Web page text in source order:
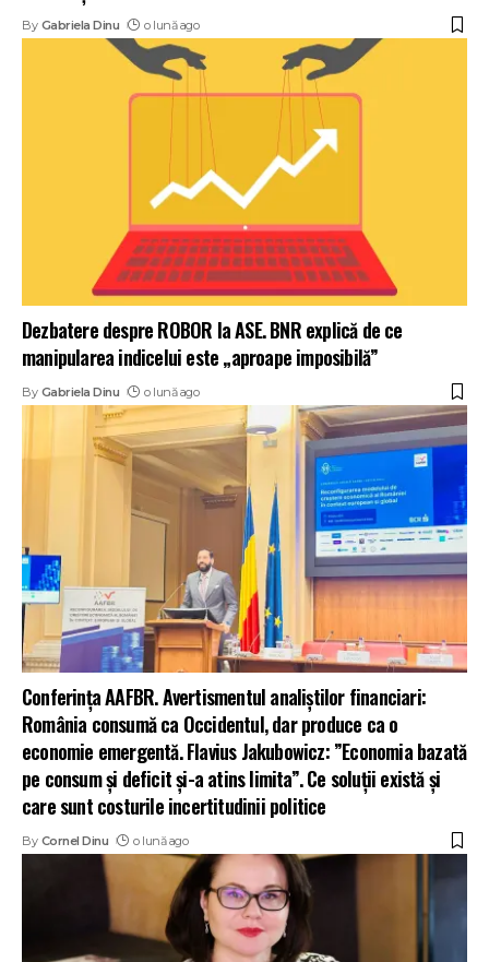
By Gabriela Dinu o lună ago
Dezbatere despre ROBOR la ASE. BNR explică de ce
manipularea indicelui este „aproape imposibilă”
By Gabriela Dinu o lună ago
Conferința AAFBR. Avertismentul analiștilor financiari:
România consumă ca Occidentul, dar produce ca o
economie emergentă. Flavius Jakubowicz: ”Economia bazată
pe consum și deficit și-a atins limita”. Ce soluții există și
care sunt costurile incertitudinii politice
By Cornel Dinu o lună ago